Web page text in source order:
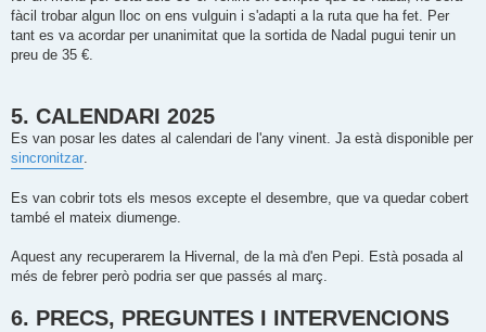
fàcil trobar algun lloc on ens vulguin i s'adapti a la ruta que ha fet. Per
tant es va acordar per unanimitat que la sortida de Nadal pugui tenir un
preu de 35 €.
5. CALENDARI 2025
Es van posar les dates al calendari de l'any vinent. Ja està disponible per
sincronitzar
Es van cobrir tots els mesos excepte el desembre, que va quedar cobert
també el mateix diumenge.
Aquest any recuperarem la Hivernal, de la mà d'en Pepi. Està posada al
més de febrer però podria ser que passés al març.
6. PRECS, PREGUNTES I INTERVENCIONS